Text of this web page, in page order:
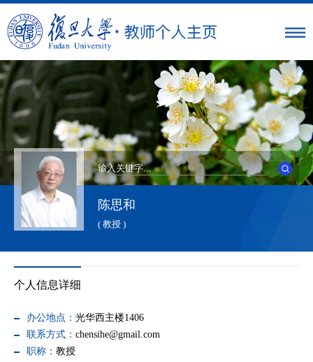
陈思和
( 教授 )
个人信息详细
办公地点： 光华西主楼1406
联系方式： chensihe@gmail.com
职称： 教授